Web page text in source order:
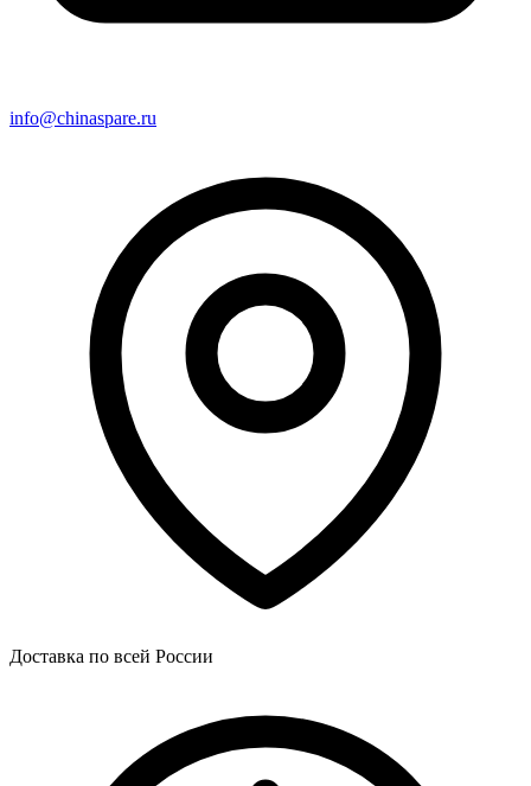
info@chinaspare.ru
Доставка по всей России